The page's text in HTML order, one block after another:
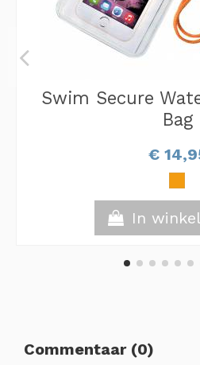
Swim Secure
Bag
€
In
Commentaar (0)